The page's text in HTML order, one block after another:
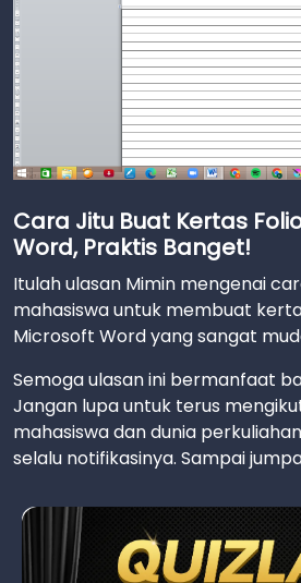
Cara Jitu Buat Kertas
Word, Praktis Banget!
Itulah ulasan Mimin mengenai
mahasiswa untuk membuat
Microsoft Word yang sangat
Semoga ulasan ini bermanfaat
Jangan lupa untuk terus
mahasiswa dan dunia
selalu notifikasinya. Sampai